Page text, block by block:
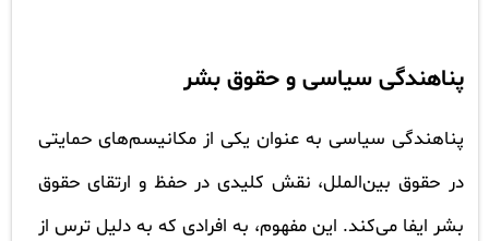
پناهندگی سیاسی و حقوق بشر
پناهندگی سیاسی به عنوان یکی از مکانیسم‌های حمایتی
در حقوق بین‌الملل، نقش کلیدی در حفظ و ارتقای حقوق
بشر ایفا می‌کند. این مفهوم، به افرادی که به دلیل ترس از